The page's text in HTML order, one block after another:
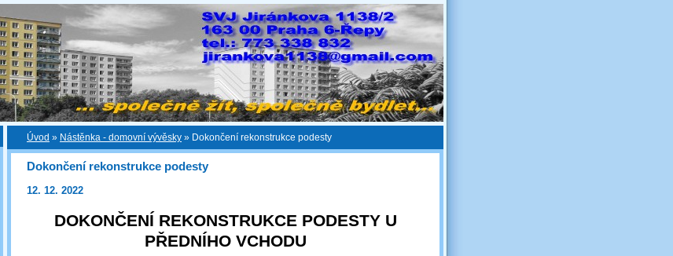
Úvod » Nástěnka - domovní vývěsky » Dokončení rekonstrukce podesty
Dokončení rekonstrukce podesty
12. 12. 2022
DOKONČENÍ REKONSTRUKCE PODESTY U
PŘEDNÍHO VCHODU